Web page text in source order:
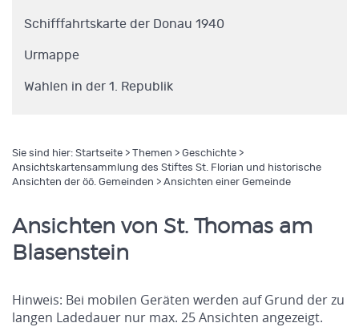
Schifffahrtskarte der Donau 1940
Urmappe
Wahlen in der 1. Republik
Sie sind hier: Startseite > Themen > Geschichte >
Ansichtskartensammlung des Stiftes St. Florian und historische
Ansichten der öö. Gemeinden > Ansichten einer Gemeinde
Ansichten von St. Thomas am
Blasenstein
Hinweis: Bei mobilen Geräten werden auf Grund der zu
langen Ladedauer nur max. 25 Ansichten angezeigt.